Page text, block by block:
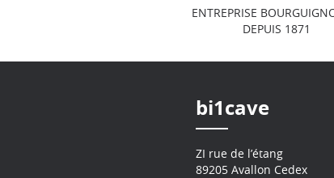
ENTREPRISE
DEPUIS 1871
bi1cave
ZI rue de l’étang
89205 Avallon Cedex